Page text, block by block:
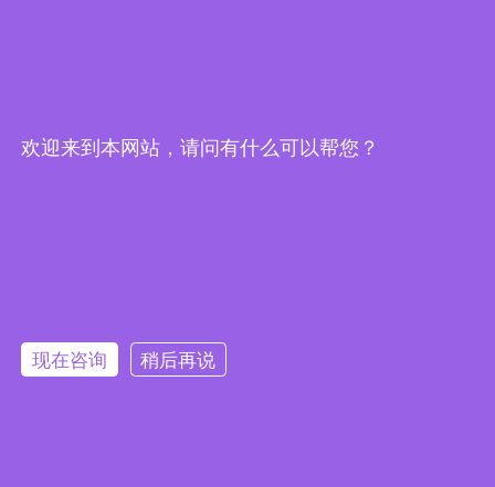
微信扫一扫
欢迎来到本网站，请问有什么可以帮您？
现在咨询 稍后再说